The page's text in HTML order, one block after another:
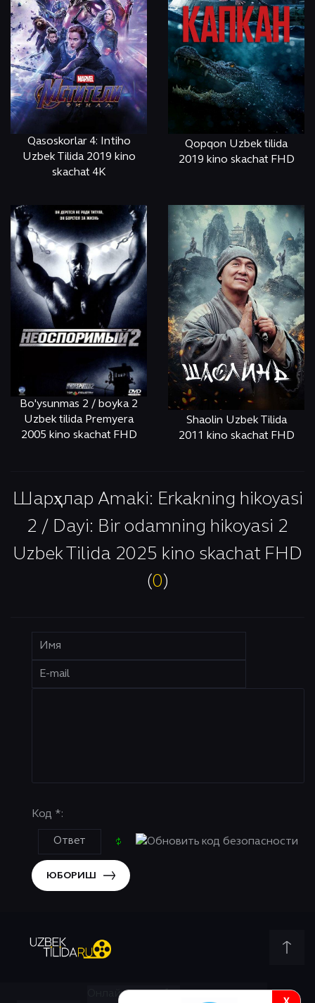
Qasoskorlar 4: Intiho
Uzbek Tilida 2019 kino
skachat 4K
Qopqon Uzbek tilida
2019 kino skachat FHD
Bo'ysunmas 2 / boyka 2
Uzbek tilida Premyera
2005 kino skachat FHD
Shaolin Uzbek Tilida
2011 kino skachat FHD
Шарҳлар Amaki: Erkakning hikoyasi
2 / Dayi: Bir odamning hikoyasi 2
Uzbek Tilida 2025 kino skachat FHD
(0 )
Код *:
ЮБОРИШ
Онлайн всего: